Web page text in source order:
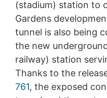
(stadium) station to
Gardens
tunnel is also being
the new
railway) station
Thanks to the
761, the exposed
You Tube
Vår webbplats använder
drivs av Google.
Cherry Ave., San Bruno,
besöker någon av våra
upprättas en anslutning
informeras YouTube-
har besökt. Om du är
kan du koppla ditt